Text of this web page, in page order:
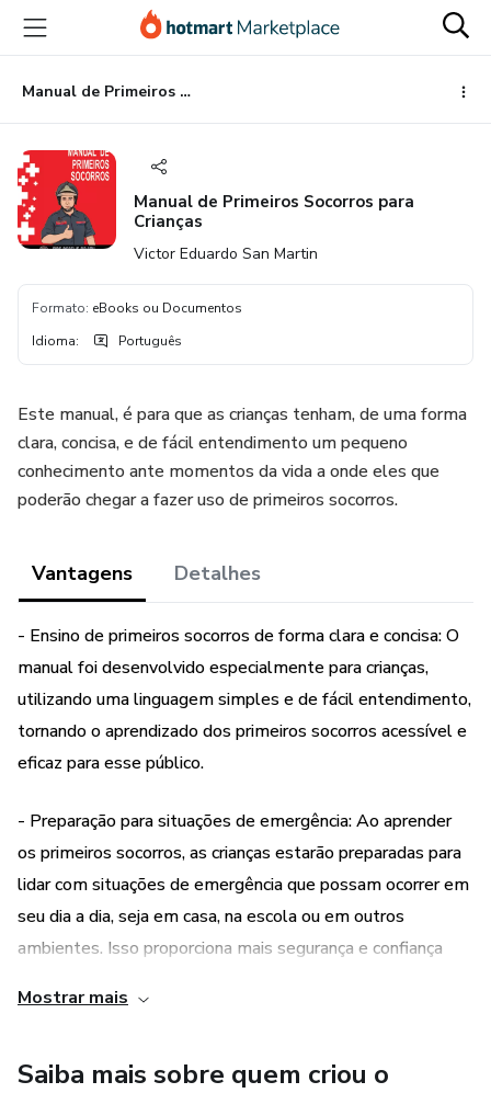
para
conteúdo
principal
para
pagamento
para
rodapé
Manual de Primeiros Socorros para Crianças
Manual de Primeiros Socorros para
Crianças
Victor Eduardo San Martin
Formato: eBooks ou Documentos
Idioma: Português
Este manual, é para que as crianças tenham, de uma forma
clara, concisa, e de fácil entendimento um pequeno
conhecimento ante momentos da vida a onde eles que
poderão chegar a fazer uso de primeiros socorros.
Vantagens Detalhes
- Ensino de primeiros socorros de forma clara e concisa: O
manual foi desenvolvido especialmente para crianças,
utilizando uma linguagem simples e de fácil entendimento,
tornando o aprendizado dos primeiros socorros acessível e
eficaz para esse público.
- Preparação para situações de emergência: Ao aprender
os primeiros socorros, as crianças estarão preparadas para
lidar com situações de emergência que possam ocorrer em
seu dia a dia, seja em casa, na escola ou em outros
ambientes. Isso proporciona mais segurança e confiança
Mostrar mais
Saiba mais sobre quem criou o